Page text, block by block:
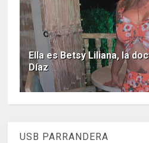
Ella es Betsy Liliana, la
Díaz
USB PARRANDERA